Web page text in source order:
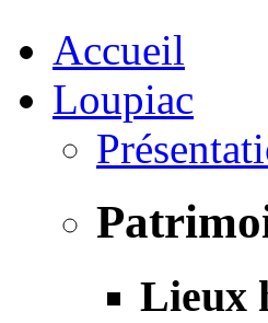
Accueil
Loupiac
Lieux